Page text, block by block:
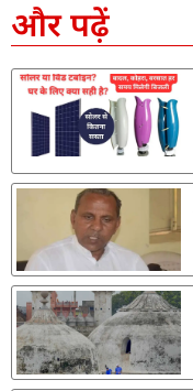
और पढ़ें